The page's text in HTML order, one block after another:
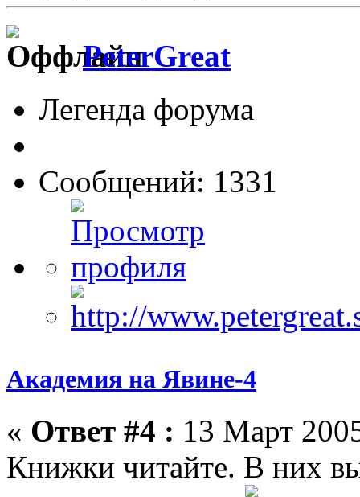
PeterGreat
Легенда форума
Сообщений: 1331
Академия на Явине-4
« Ответ #4 : 13 Март
Книжки читайте. В них